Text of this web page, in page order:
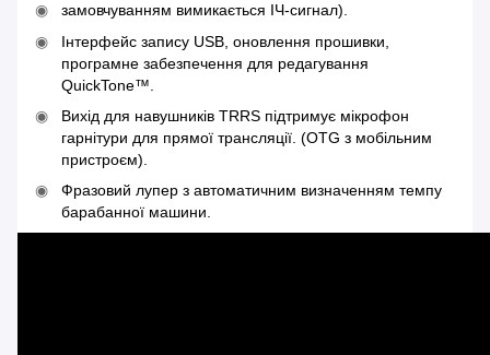
замовчуванням вимикається ІЧ-сигнал).
Інтерфейс запису USB, оновлення прошивки,
програмне забезпечення для редагування
QuickTone™.
Вихід для навушників TRRS підтримує мікрофон
гарнітури для прямої трансляції. (OTG з мобільним
пристроєм).
Фразовий лупер з автоматичним визначенням темпу
барабанної машини.